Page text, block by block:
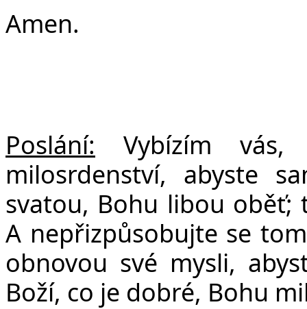
Amen.
Poslání: Vybízím
milosrdenství, abyste
svatou, Bohu libou oběť;
A nepřizpůsobujte se
obnovou své mysli,
Boží, co je dobré, Bohu